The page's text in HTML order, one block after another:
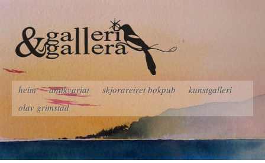
heim antikvariat skjorareiret bokpub
kunstgalleri
olav grimstad